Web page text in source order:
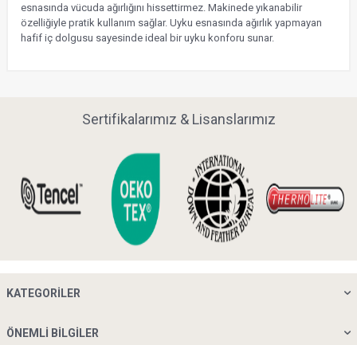
esnasında vücuda ağırlığını hissettirmez. Makinede yıkanabilir
özelliğiyle pratik kullanım sağlar. Uyku esnasında ağırlık yapmayan
hafif iç dolgusu sayesinde ideal bir uyku konforu sunar.
Sertifikalarımız & Lisanslarımız
KATEGORILER
ÖNEMLI BILGILER